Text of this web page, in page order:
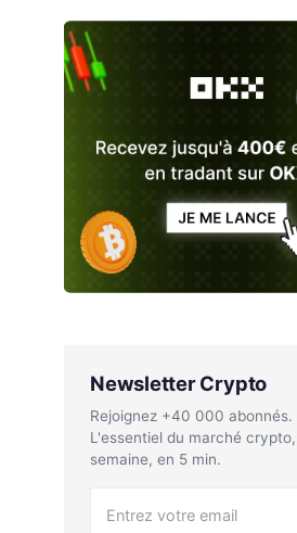
Newsletter Crypto
Rejoignez +40 000 abonnés.
L'essentiel du marché
semaine, en 5 min.